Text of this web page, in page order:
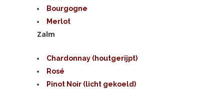
Bourgogne
Merlot
Zalm
Chardonnay (houtgerijpt)
Rosé
Pinot Noir (licht gekoeld)